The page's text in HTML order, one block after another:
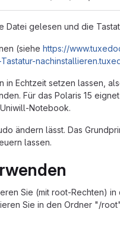
Datei gelesen und die
(siehe https://
Echtzeit setzen lassen,
Für das Polaris 15
Notebook.
ändern lässt. Das
lassen.
Sie (mit root-Rechten)
Sie in den Ordner "/